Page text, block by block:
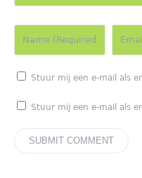
Stuur mij een e-mail als
Stuur mij een e-mail als